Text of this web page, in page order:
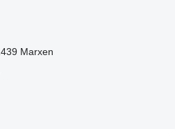
Marxen